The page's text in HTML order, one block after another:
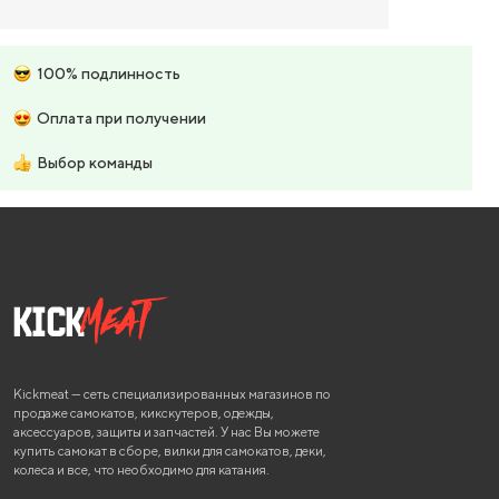
100% подлинность
Оплата при получении
Выбор команды
Kickmeat — сеть специализированных магазинов по
продаже самокатов, кикскутеров, одежды,
аксессуаров, защиты и запчастей. У нас Вы можете
купить самокат в сборе, вилки для самокатов, деки,
колеса и все, что необходимо для катания.